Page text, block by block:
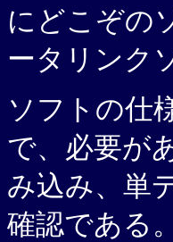
にどこぞの
ータリンク
ソフトの仕
で、必要が
み込み、単
確認である。